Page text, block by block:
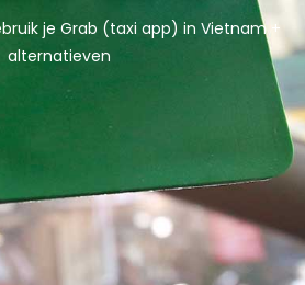
je Grab (taxi app) in Vietnam +
alternatieven